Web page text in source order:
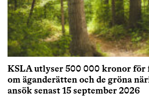
KSLA utlyser 500 000 kronor för
om äganderätten och de gröna
ansök senast 15 september 2026